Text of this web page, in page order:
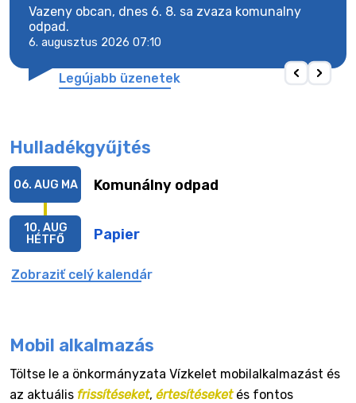
Vazeny obcan, dnes 6. 8. sa zvaza komunalny
odpad.
6. augusztus 2026 07:10
Legújabb üzenetek
Hulladékgyűjtés
Komunálny odpad
06. AUG MA
Papier
10. AUG
HÉTFŐ
Zobraziť celý kalendár
Mobil alkalmazás
Töltse le a önkormányzata Vízkelet mobilalkalmazást és
az aktuális frissítéseket, értesítéseketés fontos